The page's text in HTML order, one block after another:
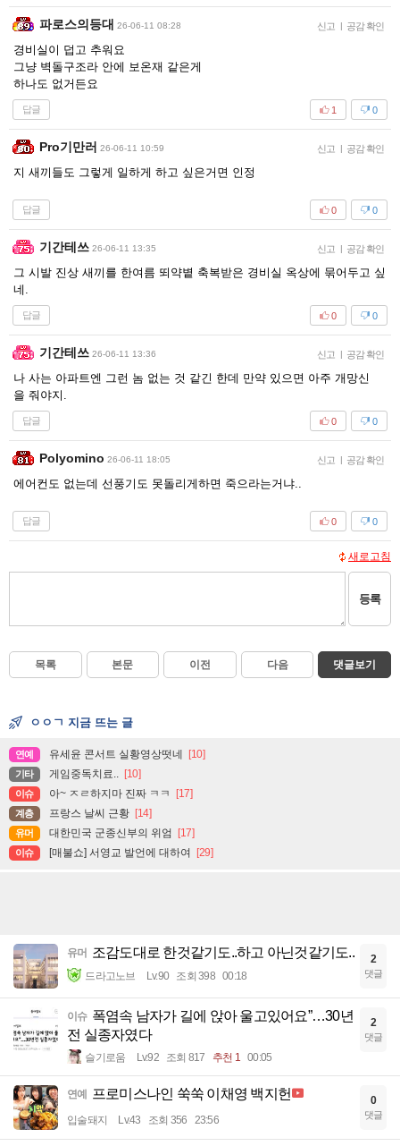
파로스의등대 26-06-11 08:28 신고 공감 확인
경비실이 덥고 추워요
그냥 벽돌구조라 안에 보온재 같은게
하나도 없거든요
답글 0
1
Pro기만러 26-06-11 10:59 신고 공감 확인
지 새끼들도 그렇게 일하게 하고 싶은거면 인정
답글 0
0
기간테쓰 26-06-11 13:35 신고 공감 확인
그 시발 진상 새끼를 한여름 뙤약볕 축복받은 경비실 옥상에 묶어두고 싶
네.
답글 0
0
기간테쓰 26-06-11 13:36 신고 공감 확인
나 사는 아파트엔 그런 놈 없는 것 같긴 한데 만약 있으면 아주 개망신
을 줘야지.
답글 0
0
Polyomino 26-06-11 18:05 신고 공감 확인
에어컨도 없는데 선풍기도 못돌리게하면 죽으라는거냐..
답글 0
0
새로고침
등록
목록 본문 이전 다음 댓글보기
ㅇㅇㄱ 지금 뜨는 글
연예 유세윤 콘서트 실황영상떳네 [10]
기타 게임중독치료.. [10]
이슈 아~ ㅈㄹ하지마 진짜 ㅋㅋ [17]
계층 프랑스 날씨 근황 [14]
유머 대한민국 군종신부의 위엄 [17]
이슈 [매불쇼] 서영교 발언에 대하여 [29]
유머 조감도대로 한것같기도..하고 아닌것같기도..
드라고노브 Lv.90 조회 398 00:18
2
댓글
이슈 폭염속 남자가 길에 앉아 울고있어요”…30년
전 실종자였다
슬기로움 Lv.92 조회 817 추천 1 00:05
2
댓글
연예 프로미스나인 쑥쑥 이채영 백지헌
입술돼지 Lv.43 조회 356 23:56
0
댓글